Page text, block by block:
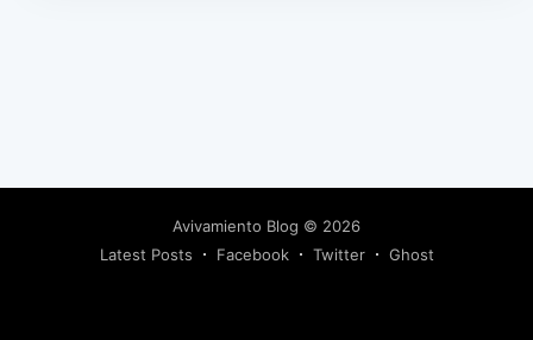
Avivamiento Blog © 2026
Latest Posts
Facebook Twitter Ghost